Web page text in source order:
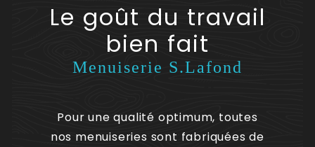
Le goût du travail
bien fait
Menuiserie S.Lafond
Pour une qualité optimum, toutes
nos menuiseries sont fabriquées de